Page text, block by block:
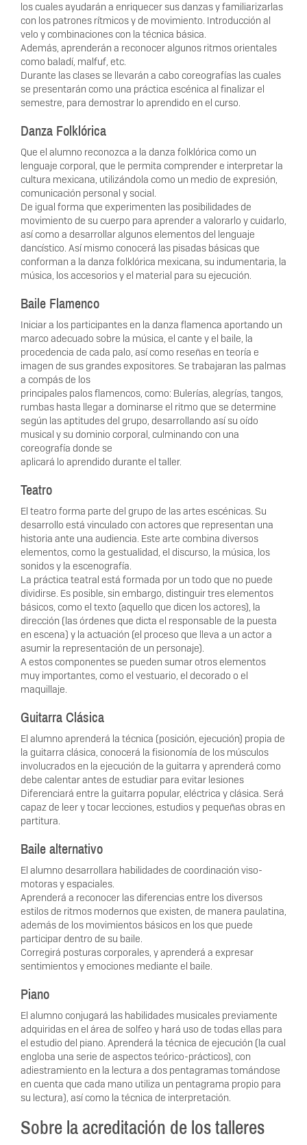
los cuales ayudarán a enriquecer sus danzas y familiarizarlas
con los patrones rítmicos y de movimiento. Introducción al
velo y combinaciones con la técnica básica.
Además, aprenderán a reconocer algunos ritmos orientales
como baladí, malfuf, etc.
Durante las clases se llevarán a cabo coreografías las cuales
se presentarán como una práctica escénica al finalizar el
semestre, para demostrar lo aprendido en el curso.
Danza Folklórica
Que el alumno reconozca a la danza folklórica como un
lenguaje corporal, que le permita comprender e interpretar la
cultura mexicana, utilizándola como un medio de expresión,
comunicación personal y social.
De igual forma que experimenten las posibilidades de
movimiento de su cuerpo para aprender a valorarlo y cuidarlo,
así como a desarrollar algunos elementos del lenguaje
dancístico. Así mismo conocerá las pisadas básicas que
conforman a la danza folklórica mexicana, su indumentaria, la
música, los accesorios y el material para su ejecución.
Baile Flamenco
Iniciar a los participantes en la danza flamenca aportando un
marco adecuado sobre la música, el cante y el baile, la
procedencia de cada palo, así como reseñas en teoría e
imagen de sus grandes expositores. Se trabajaran las palmas
a compás de los
principales palos flamencos, como: Bulerías, alegrías, tangos,
rumbas hasta llegar a dominarse el ritmo que se determine
según las aptitudes del grupo, desarrollando así su oído
musical y su dominio corporal, culminando con una
coreografía donde se
aplicará lo aprendido durante el taller.
Teatro
El teatro forma parte del grupo de las artes escénicas. Su
desarrollo está vinculado con actores que representan una
historia ante una audiencia. Este arte combina diversos
elementos, como la gestualidad, el discurso, la música, los
sonidos y la escenografía.
La práctica teatral está formada por un todo que no puede
dividirse. Es posible, sin embargo, distinguir tres elementos
básicos, como el texto (aquello que dicen los actores), la
dirección (las órdenes que dicta el responsable de la puesta
en escena) y la actuación (el proceso que lleva a un actor a
asumir la representación de un personaje).
A estos componentes se pueden sumar otros elementos
muy importantes, como el vestuario, el decorado o el
maquillaje.
Guitarra Clásica
El alumno aprenderá la técnica (posición, ejecución) propia de
la guitarra clásica, conocerá la fisionomía de los músculos
involucrados en la ejecución de la guitarra y aprenderá como
debe calentar antes de estudiar para evitar lesiones
Diferenciará entre la guitarra popular, eléctrica y clásica. Será
capaz de leer y tocar lecciones, estudios y pequeñas obras en
partitura.
Baile alternativo
El alumno desarrollara habilidades de coordinación viso-
motoras y espaciales.
Aprenderá a reconocer las diferencias entre los diversos
estilos de ritmos modernos que existen, de manera paulatina,
además de los movimientos básicos en los que puede
participar dentro de su baile.
Corregirá posturas corporales, y aprenderá a expresar
sentimientos y emociones mediante el baile.
Piano
El alumno conjugará las habilidades musicales previamente
adquiridas en el área de solfeo y hará uso de todas ellas para
el estudio del piano. Aprenderá la técnica de ejecución (la cual
engloba una serie de aspectos teórico-prácticos), con
adiestramiento en la lectura a dos pentagramas tomándose
en cuenta que cada mano utiliza un pentagrama propio para
su lectura), así como la técnica de interpretación.
Sobre la acreditación de los talleres